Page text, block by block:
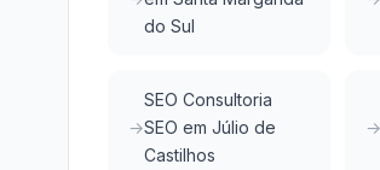
do Sul
SEO Consultoria
SEO em Júlio de
Castilhos